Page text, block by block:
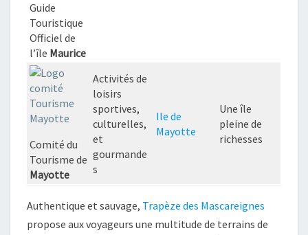
Guide
Touristique
Officiel de
l’île Maurice
Comité du
Tourisme de
Mayotte
Activités de
loisirs
sportives,
culturelles,
et
gourmande
s
Ile de
Mayotte
Une île
pleine de
richesses
Authentique et sauvage, Trapèze des Mascareignes
propose aux voyageurs une multitude de terrains de